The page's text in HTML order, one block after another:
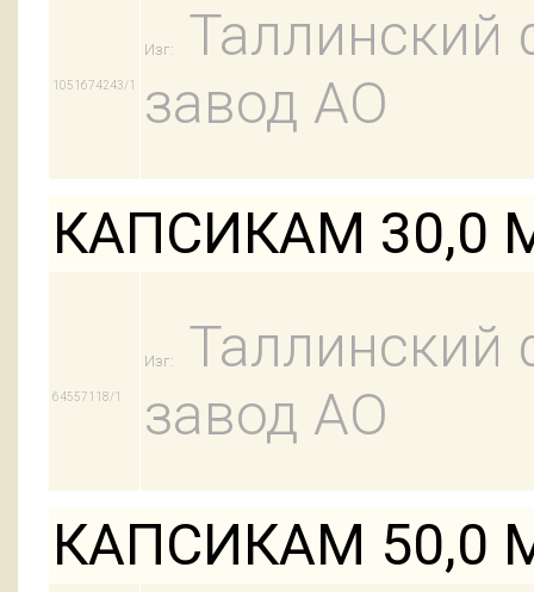
1051674243/1
Изг:
Таллинский
завод АО
КАПСИКАМ
64557118/1
Изг:
Таллинский
завод АО
КАПСИКАМ